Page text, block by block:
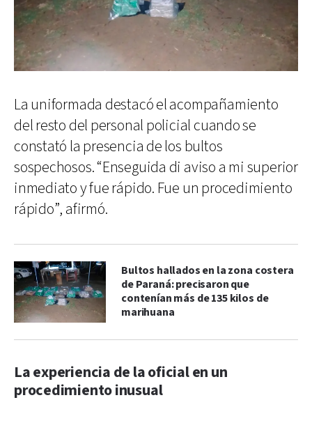
La uniformada destacó el acompañamiento
del resto del personal policial cuando se
constató la presencia de los bultos
sospechosos. “Enseguida di aviso a mi superior
inmediato y fue rápido. Fue un procedimiento
rápido”, afirmó.
Bultos hallados en la zona costera
de Paraná: precisaron que
contenían más de 135 kilos de
marihuana
La experiencia de la oficial en un
procedimiento inusual